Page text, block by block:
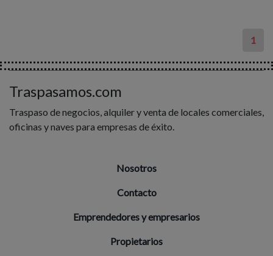
1
Traspasamos.com
Traspaso de negocios, alquiler y venta de locales comerciales,
oficinas y naves para empresas de éxito.
Nosotros
Contacto
Emprendedores y empresarios
Propietarios